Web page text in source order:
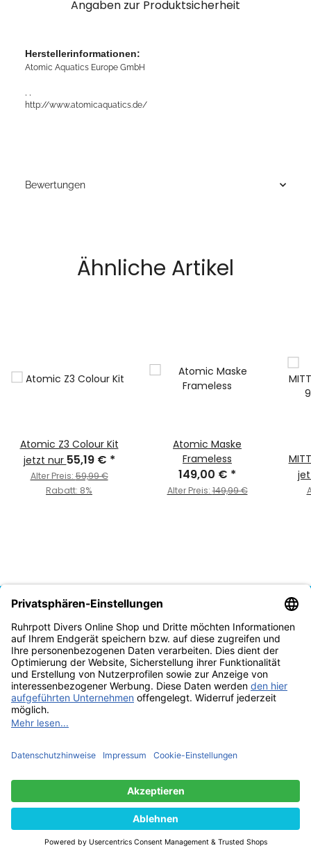
Angaben zur Produktsicherheit
Herstellerinformationen:
Atomic Aquatics Europe GmbH
http://www.atomicaquatics.de/
Bewertungen
Ähnliche Artikel
Atomic Z3 Colour Kit
jetzt nur 55,19 € *
Alter Preis:59,99 €
Rabatt: 8%
Atomic Maske
Frameless
149,00 € *
Alter Preis:149,99 €
Vertrag widerrufen
* Alle Preise inkl. gesetzlicher USt., zzgl.Versand
© Tauchschule Ruhrpott Divers Thomas Reich 2025
2298167
Powered byJTL-Shop